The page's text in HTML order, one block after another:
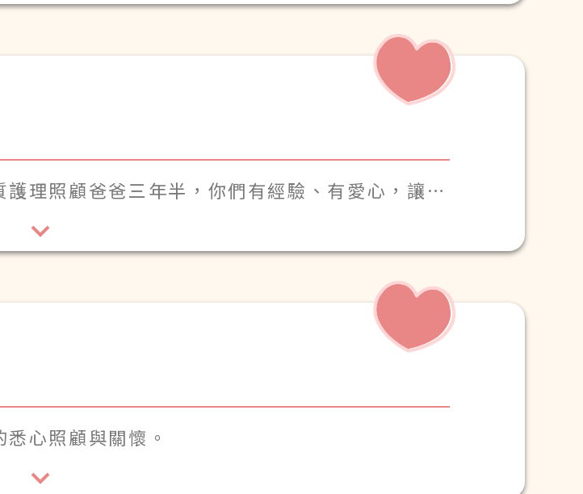
理照顧爸爸三年半，你們有經驗、有愛心，讓爸
託爸爸在瑞安護老院。
心照顧與關懷。
且身體反覆，屢需就醫及多次入院，既令家人憂